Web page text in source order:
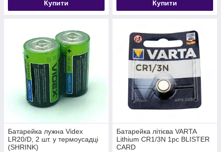
Купити Купити
Батарейка лужна Videx
LR20/D, 2 шт. у термоусадці
(SHRINK)
Батарейка літієва VARTA
Lithium CR1/3N 1pc BLISTER
CARD